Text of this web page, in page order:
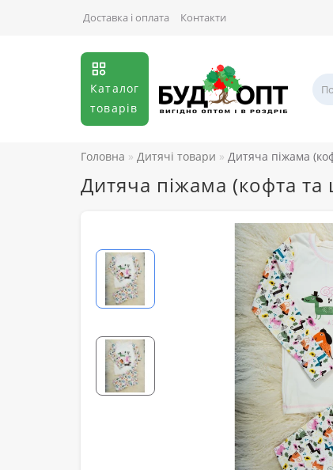
Доставка і оплата Контакти
Каталог
товарів
Головна Дитячі товари Дитяча піжама
Дитяча піжама (кофта та